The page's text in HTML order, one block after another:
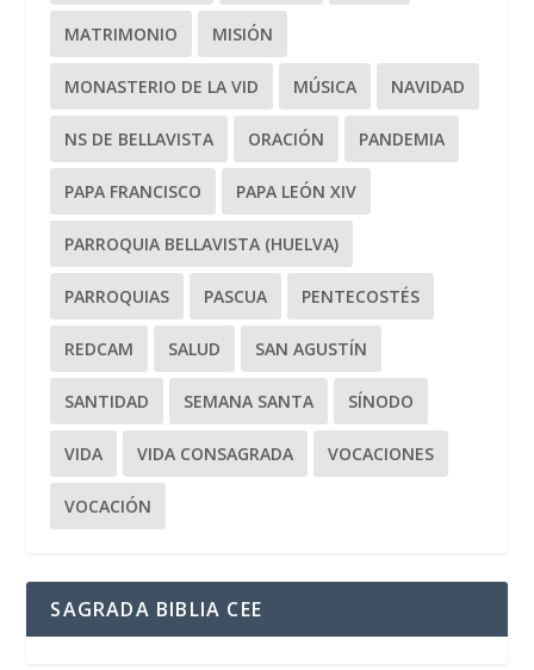
MATRIMONIO MISIÓN
MONASTERIO DE LA VID MÚSICA NAVIDAD
NS DE BELLAVISTA ORACIÓN PANDEMIA
PAPA FRANCISCO PAPA LEÓN XIV
PARROQUIA BELLAVISTA (HUELVA)
PARROQUIAS PASCUA PENTECOSTÉS
REDCAM SALUD SAN AGUSTÍN
SANTIDAD SEMANA SANTA SÍNODO
VIDA VIDA CONSAGRADA VOCACIONES
VOCACIÓN
SAGRADA BIBLIA CEE